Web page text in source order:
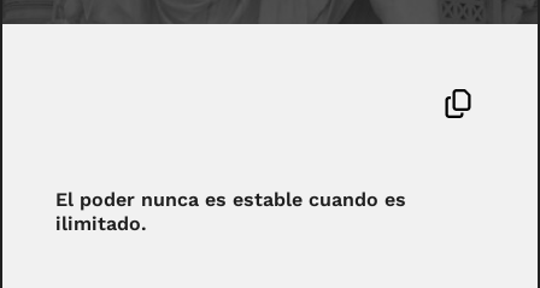
El poder nunca es estable cuando es
ilimitado.